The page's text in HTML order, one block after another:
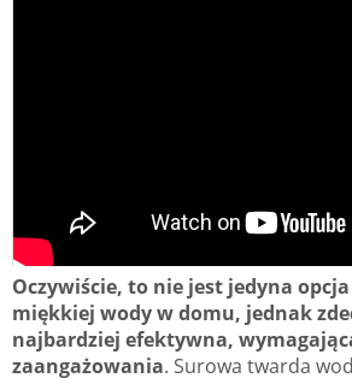
Oczywiście, to nie jest jedyna
miękkiej wody w domu, jednak
najbardziej efektywna,
zaangażowania. Surowa twarda